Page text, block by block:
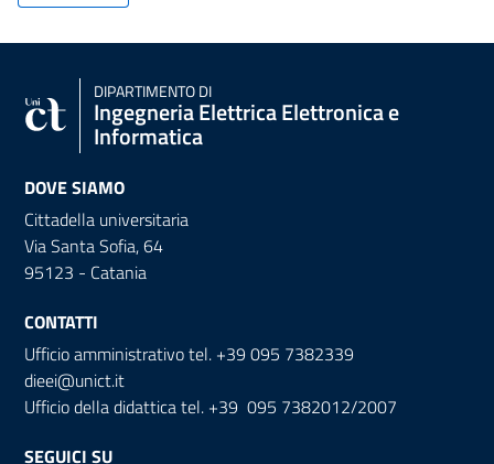
DIPARTIMENTO DI
Ingegneria Elettrica Elettronica e
Informatica
DOVE SIAMO
Cittadella universitaria
Via Santa Sofia, 64
95123 - Catania
CONTATTI
Ufficio amministrativo tel. +39 095 7382339
dieei@unict.it
Ufficio della didattica tel. +39 095 7382012/2007
SEGUICI SU